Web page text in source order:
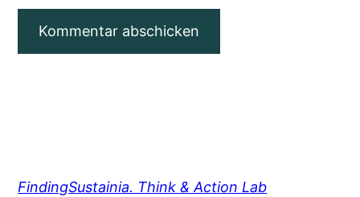
FindingSustainia. Think & Action Lab